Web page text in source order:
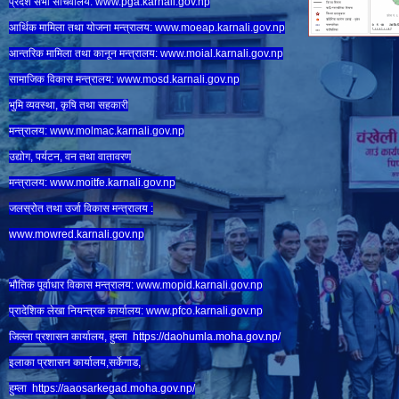
आर्थिक मामिला तथा योजना मन्त्रालय: www.moeap.karnali.gov.np
आन्तरिक मामिला तथा कानून मन्त्रालय: www.moial.karnali.gov.np
सामाजिक विकास मन्त्रालय: www.mosd.karnali.gov.np
भुमि व्यवस्था, कृषि तथा सहकारी
मन्त्रालय: www.molmac.karnali.gov.np
उद्योग, पर्यटन, वन तथा वातावरण
मन्त्रालय: www.moitfe.karnali.gov.np
जलस्रोत तथा उर्जा विकास मन्त्रालय :
www.mowred.karnali.gov.np
भौतिक पूर्वाधार विकास मन्त्रालय: www.mopid.karnali.gov.np
प्रादेशिक लेखा नियन्त्रक कार्यालय: www.pfco.karnali.gov.np
जिल्ला प्रशासन कार्यालय, हुम्ला https://daohumla.moha.gov.np/
इलाका प्रशासन कार्यालय,सर्केगाड,
हुम्ला https://aaosarkegad.moha.gov.np/